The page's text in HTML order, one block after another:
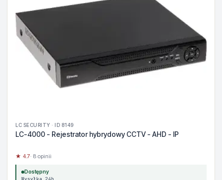
LC SECURITY · ID 8149
LC-4000 - Rejestrator hybrydowy CCTV - AHD - IP
★ 4.7· 8 opinii
Dostępny